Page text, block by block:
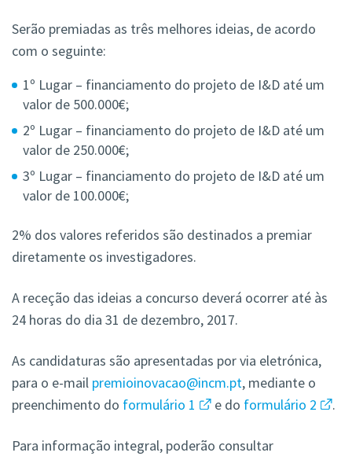
Serão premiadas as três melhores ideias, de acordo
com o seguinte:
1º Lugar – financiamento do projeto de I&D até um
valor de 500.000€;
2º Lugar – financiamento do projeto de I&D até um
valor de 250.000€;
3º Lugar – financiamento do projeto de I&D até um
valor de 100.000€;
2% dos valores referidos são destinados a premiar
diretamente os investigadores.
A receção das ideias a concurso deverá ocorrer até às
24 horas do dia 31 de dezembro, 2017.
As candidaturas são apresentadas por via eletrónica,
para o e-mail premioinovacao@incm.pt, mediante o
preenchimento do formulário 1 e do formulário 2 .
Para informação integral, poderão consultar